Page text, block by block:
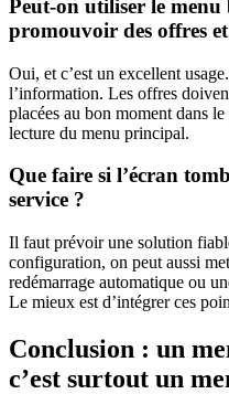
Peut-on utiliser le
promouvoir des offres et
Oui, et c’est un excellent
l’information. Les offres
placées au bon moment dans
lecture du menu principal.
Que faire si l’écran
service ?
Il faut prévoir une solution
configuration, on peut aussi
redémarrage automatique ou
Le mieux est d’intégrer ces
Conclusion : un
c’est surtout un